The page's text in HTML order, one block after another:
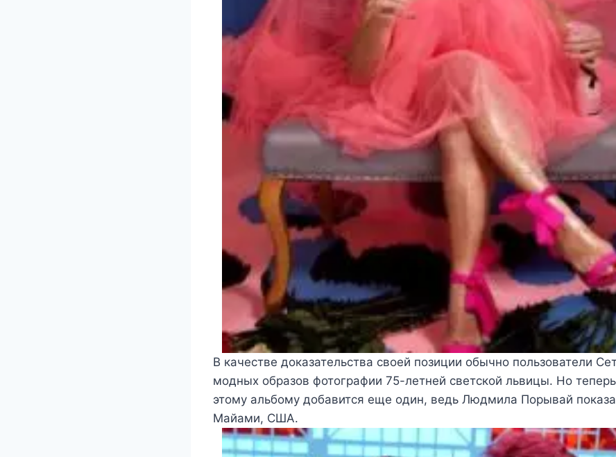
В качестве доказательства своей позиции обычно пользователи
модных образов фотографии 75-летней светской львицы. Но
этому альбому добавится еще один, ведь Людмила Порывай
Майами, США.